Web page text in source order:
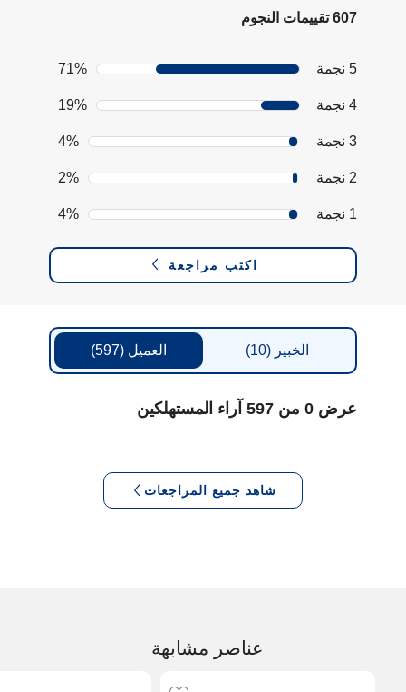
607 تقييمات النجوم
5 نجمة 71%
4 نجمة 19%
3 نجمة 4%
2 نجمة 2%
1 نجمة 4%
اكتب مراجعة
العميل (597) الخبير (10)
عرض 0 من 597 آراء المستهلكين
شاهد جميع المراجعات
عناصر مشابهة